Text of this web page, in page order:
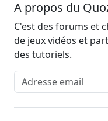
A propos du
C'est des forums et
de jeux vidéos et
des tutoriels.
Adresse email